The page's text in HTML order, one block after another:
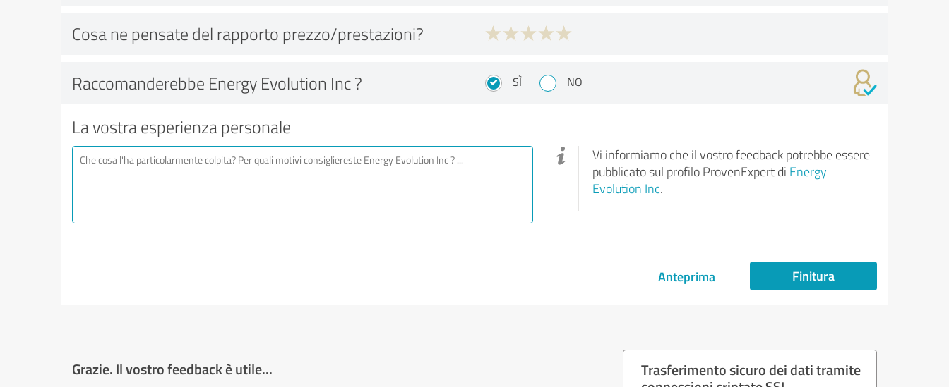
Cosa ne pensate del rapporto prezzo/prestazioni?
Raccomanderebbe Energy Evolution Inc ? SÌ NO
La vostra esperienza personale
Vi informiamo che il vostro feedback potrebbe essere
pubblicato sul profilo ProvenExpert di Energy
Evolution Inc.
Anteprima Finitura
Grazie. Il vostro feedback è utile...
Trasferimento sicuro dei dati tramite